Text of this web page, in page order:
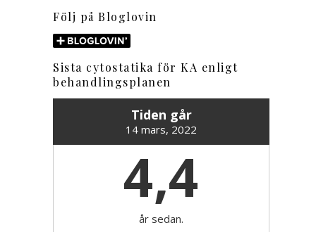
Följ på Bloglovin
Sista cytostatika för KA enligt
behandlingsplanen
Tiden går
14 mars, 2022
4,4
år sedan.